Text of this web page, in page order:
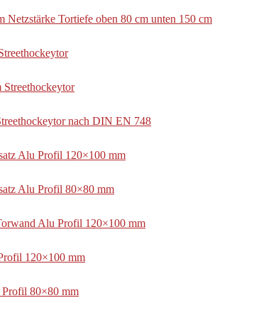
Netzstärke Tortiefe oben 80 cm unten 150 cm
nach DIN EN 748
Alu Profil 120×100 mm
Alu Profil 80×80 mm
Alu Profil 120×100 mm
120×100 mm
80×80 mm